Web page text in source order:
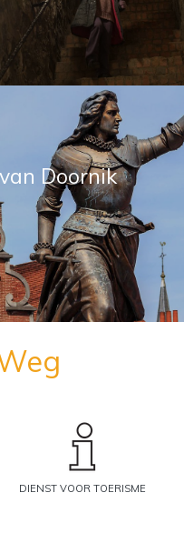
Doornik
DIENST VOOR TOERISME